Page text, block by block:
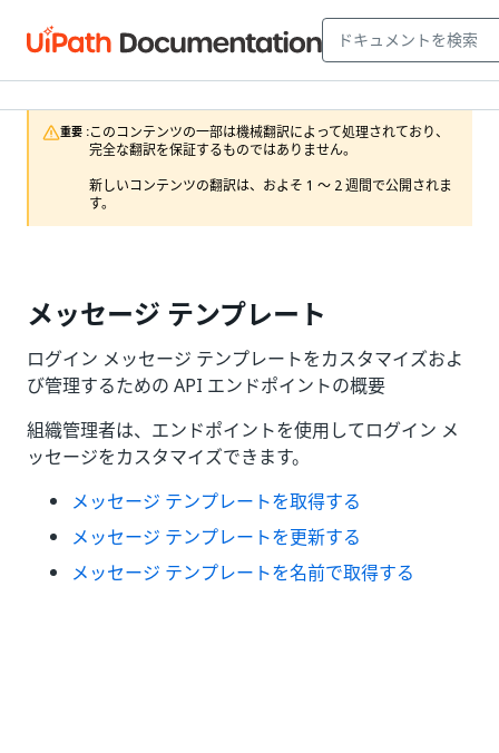
重要 :このコンテンツの一部は機械翻訳によって処理されており、
完全な翻訳を保証するものではありません。
新しいコンテンツの翻訳は、およそ 1 ～ 2 週間で公開されま
す。
メッセージ テンプレート
ログイン メッセージ テンプレートをカスタマイズおよ
び管理するための API エンドポイントの概要
組織管理者は、エンドポイントを使用してログイン メ
ッセージをカスタマイズできます。
メッセージ テンプレートを取得する
メッセージ テンプレートを更新する
メッセージ テンプレートを名前で取得する